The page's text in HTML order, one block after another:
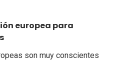
europea para
son muy conscientes